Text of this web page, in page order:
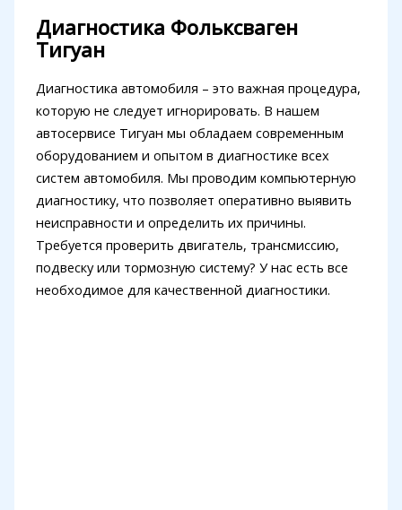
Диагностика Фольксваген
Тигуан
Диагностика автомобиля – это важная процедура,
которую не следует игнорировать. В нашем
автосервисе Тигуан мы обладаем современным
оборудованием и опытом в диагностике всех
систем автомобиля. Мы проводим компьютерную
диагностику, что позволяет оперативно выявить
неисправности и определить их причины.
Требуется проверить двигатель, трансмиссию,
подвеску или тормозную систему? У нас есть все
необходимое для качественной диагностики.